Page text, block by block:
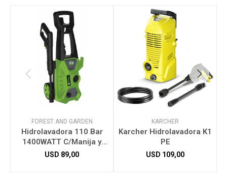
FOREST AND GARDEN
Hidrolavadora 110 Bar
1400WATT C/Manija y
Ruedas H4110M/220
USD 89,00
KARCHER
Karcher Hidrolavadora K1
PE
USD 109,00